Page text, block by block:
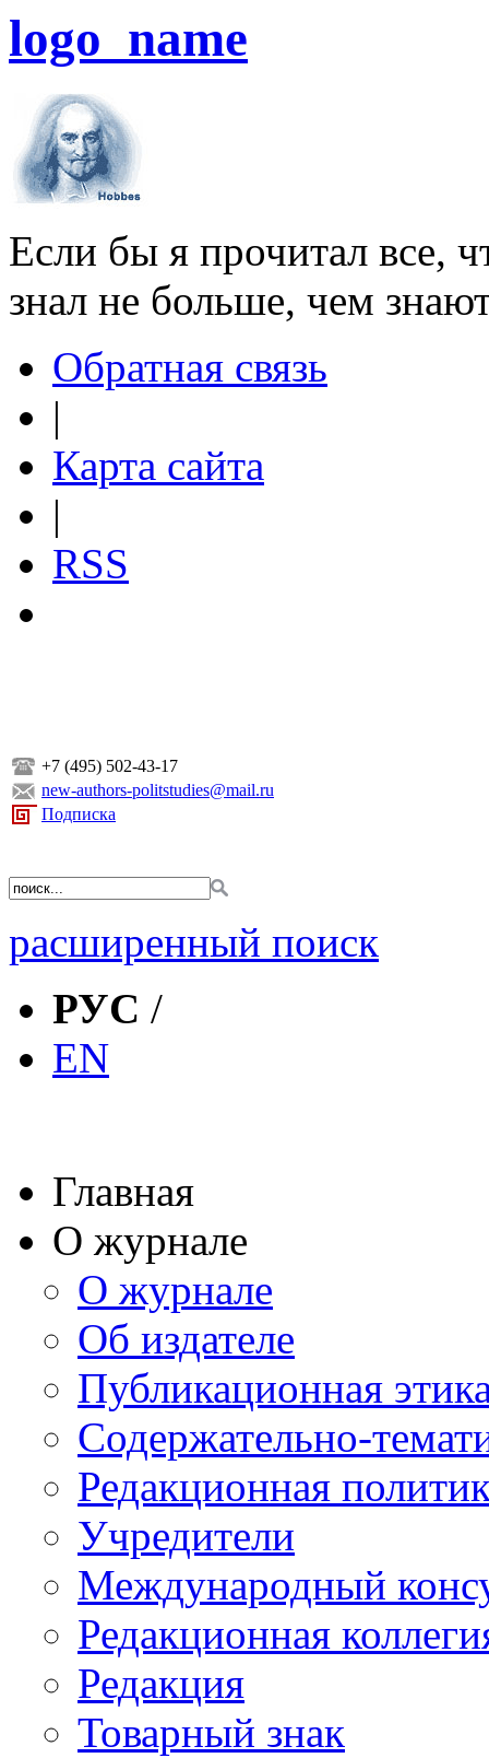
logo_name
Если бы я прочитал все,
знал не больше, чем
Обратная связь
|
Карта сайта
|
RSS
+7 (495) 502-43-17
new-authors-politstudies@mail.ru
Подписка
расширенный поиск
РУС /
EN
Главная
О журнале
О журнале
Об издателе
Публикационная
Содержательно-
Редакционная
Учредители
Международный
Редакционная
Редакция
Товарный знак